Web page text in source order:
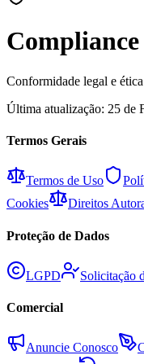
Compliance
Conformidade legal e ética
Última atualização: 25 de
Termos Gerais
Termos de Uso
Cookies
Direitos
Proteção de Dados
LGPD Solicitação
Comercial
Anuncie Conosco